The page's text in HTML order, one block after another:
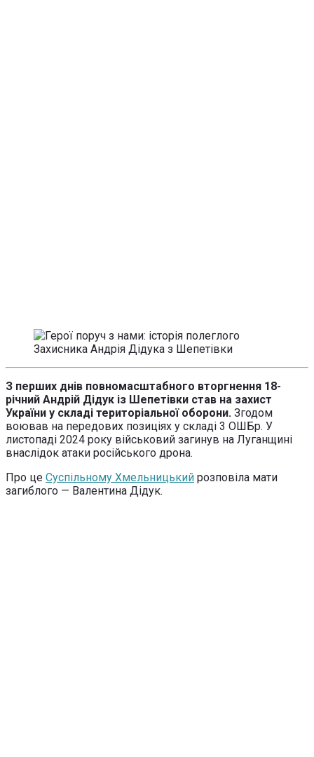
З перших днів повномасштабного вторгнення 18-
річний Андрій Дідук із Шепетівки став на захист
України у складі територіальної оборони. Згодом
воював на передових позиціях у складі 3 ОШБр. У
листопаді 2024 року військовий загинув на Луганщині
внаслідок атаки російського дрона.
Про це Суспільному Хмельницький розповіла мати
загиблого — Валентина Дідук.